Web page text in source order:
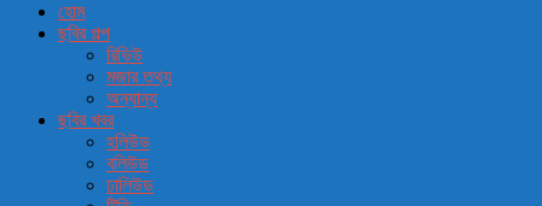
হোম
ছবির গল্প
রিভিউ
মজার তথ্য
অন্যান্য
ছবির খবর
হলিউড
বলিউড
ঢালিউড